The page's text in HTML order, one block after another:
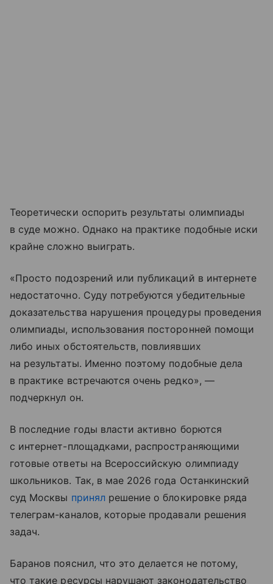
Теоретически оспорить результаты олимпиады
в суде можно. Однако на практике подобные иски
крайне сложно выиграть.
«Просто подозрений или публикаций в интернете
недостаточно. Суду потребуются убедительные
доказательства нарушения процедуры проведения
олимпиады, использования посторонней помощи
либо иных обстоятельств, повлиявших
на результаты. Именно поэтому подобные дела
в практике встречаются очень редко», —
подчеркнул он.
В последние годы власти активно борются
с интернет-площадками, распространяющими
готовые ответы на Всероссийскую олимпиаду
школьников. Так, в мае 2026 года Останкинский
суд Москвы принялрешение о блокировке ряда
телеграм-каналов, которые продавали решения
задач.
Баранов пояснил, что это делается не потому,
что такие ресурсы нарушают законодательство